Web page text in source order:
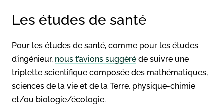
Les études de santé
Pour les études de santé, comme pour les études
d’ingénieur, nous t’avions suggéré de suivre une
triplette scientifique composée des mathématiques,
sciences de la vie et de la Terre, physique-chimie
et/ou biologie/écologie.